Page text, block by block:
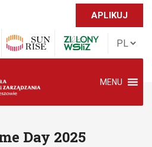
APLIKUJ
MENU
Day 2025